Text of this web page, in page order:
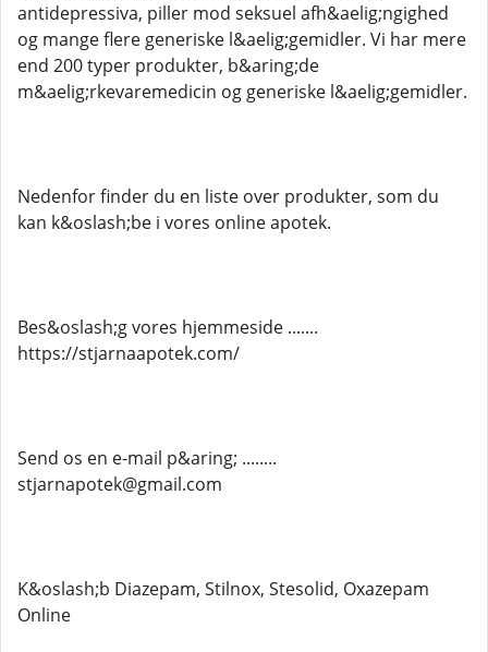
antidepressiva, piller mod seksuel afh&aelig;ngighed
og mange flere generiske l&aelig;gemidler. Vi har mere
end 200 typer produkter, b&aring;de
m&aelig;rkevaremedicin og generiske l&aelig;gemidler.
Nedenfor finder du en liste over produkter, som du
kan k&oslash;be i vores online apotek.
Bes&oslash;g vores hjemmeside .......
https://stjarnaapotek.com/
Send os en e-mail p&aring; ........
stjarnapotek@gmail.com
K&oslash;b Diazepam, Stilnox, Stesolid, Oxazepam
Online